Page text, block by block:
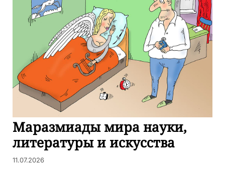
Маразмиады мира науки,
литературы и искусства
11.07.2026